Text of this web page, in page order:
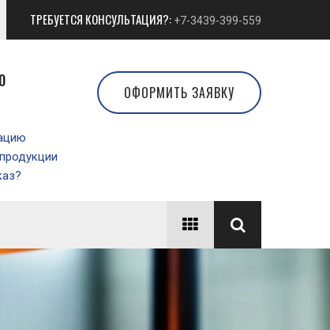
ТРЕБУЕТСЯ КОНСУЛЬТАЦИЯ?: +7-3439-399-559
ОФОРМИТЬ ЗАЯВКУ